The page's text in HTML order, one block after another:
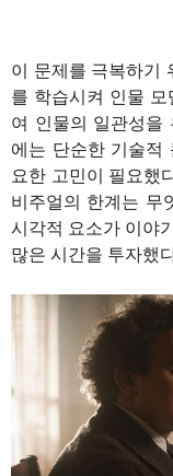
이 문제를 극복하기
를 학습시켜 인물
여 인물의 일관성을
에는 단순한 기술적
요한 고민이 필요했
비주얼의 한계는 무
시각적 요소가 이야
많은 시간을 투자했